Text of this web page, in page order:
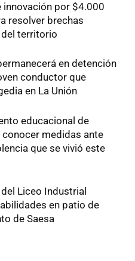
innovación por $4.000
resolver brechas
territorio
en detención
conductor que
en La Unión
educacional de
conocer medidas ante
que se vivió este
Liceo Industrial
en patio de
de Saesa